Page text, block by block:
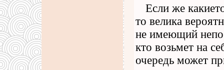
Если же
то велика
не имеющий
кто возьмет на
очередь может